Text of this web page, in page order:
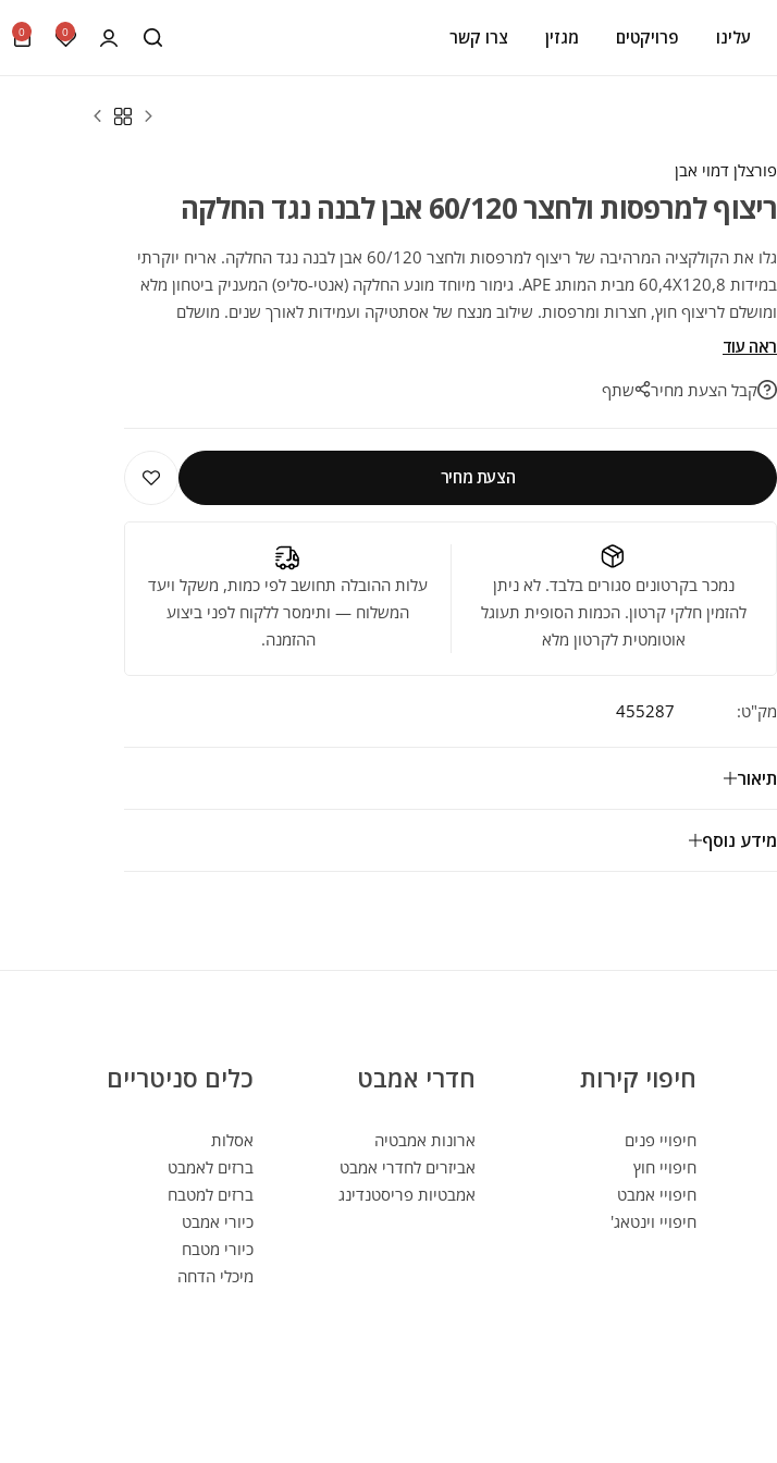
עלינו פרויקטים מגזין צרו קשר 0
0
פורצלן דמוי אבן
ריצוף למרפסות ולחצר 60/120 אבן לבנה נגד החלקה
גלו את הקולקציה המרהיבה של ריצוף למרפסות ולחצר 60/120 אבן לבנה נגד החלקה. אריח יוקרתי
במידות 60,4X120,8 מבית המותג APE. גימור מיוחד מונע החלקה (אנטי-סליפ) המעניק ביטחון מלא
ומושלם לריצוף חוץ, חצרות ומרפסות. שילוב מנצח של אסתטיקה ועמידות לאורך שנים. מושלם
לפרויקטים ושדרוג הבית!
ראה עוד
קבל הצעת מחיר
שתף
הצעת מחיר
נמכר בקרטונים סגורים בלבד. לא ניתן
להזמין חלקי קרטון. הכמות הסופית תעוגל
אוטומטית לקרטון מלא
עלות ההובלה תחושב לפי כמות, משקל ויעד
המשלוח — ותימסר ללקוח לפני ביצוע
ההזמנה.
מק"ט: 455287
תיאור
מידע נוסף
חיפוי קירות
חיפויי פנים
חיפויי חוץ
חיפויי אמבט
חיפויי וינטאג'
חדרי אמבט
ארונות אמבטיה
אביזרים לחדרי אמבט
אמבטיות פריסטנדינג
כלים סניטריים
אסלות
ברזים לאמבט
ברזים למטבח
כיורי אמבט
כיורי מטבח
מיכלי הדחה